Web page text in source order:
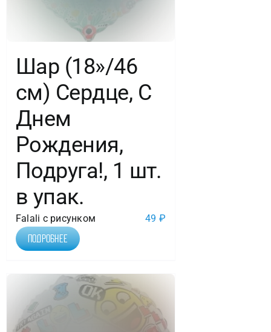
Шар (18»/46
см) Сердце, С
Днем
Рождения,
Подруга!, 1 шт.
в упак.
Falali с рисунком 49 ₽
Подробнее